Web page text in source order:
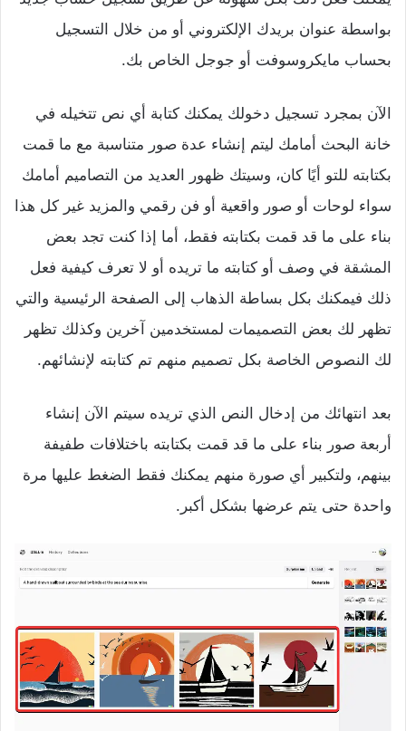
بواسطة عنوان بريدك الإلكتروني أو من خلال التسجيل
بحساب مايكروسوفت أو جوجل الخاص بك.
الآن بمجرد تسجيل دخولك يمكنك كتابة أي نص تتخيله في
خانة البحث أمامك ليتم إنشاء عدة صور متناسبة مع ما قمت
بكتابته للتو أيًا كان، وسيتك ظهور العديد من التصاميم أمامك
سواء لوحات أو صور واقعية أو فن رقمي والمزيد غير كل هذا
بناء على ما قد قمت بكتابته فقط، أما إذا كنت تجد بعض
المشقة في وصف أو كتابته ما تريده أو لا تعرف كيفية فعل
ذلك فيمكنك بكل بساطة الذهاب إلى الصفحة الرئيسية والتي
تظهر لك بعض التصميمات لمستخدمين آخرين وكذلك تظهر
لك النصوص الخاصة بكل تصميم منهم تم كتابته لإنشائهم.
بعد انتهائك من إدخال النص الذي تريده سيتم الآن إنشاء
أربعة صور بناء على ما قد قمت بكتابته باختلافات طفيفة
بينهم، ولتكبير أي صورة منهم يمكنك فقط الضغط عليها مرة
واحدة حتى يتم عرضها بشكل أكبر.